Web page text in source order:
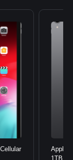
Apple
1TB